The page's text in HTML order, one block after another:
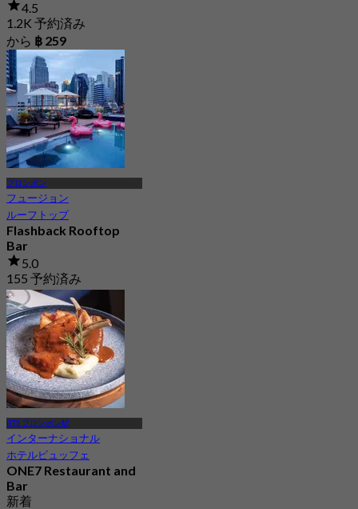
4.5
1.2K 予約済み
から ฿ 259
プロンポン
フュージョン
ルーフトップ
Flashback Rooftop
Bar
5.0
155 予約済み
から฿ 699
BTS プロンポン駅
インターナショナル
ホテルビュッフェ
ONE7 Restaurant and
Bar
新着